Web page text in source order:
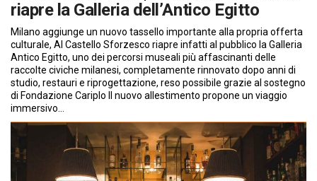
riapre la Galleria dell’Antico Egitto
Milano aggiunge un nuovo tassello importante alla propria offerta
culturale, Al Castello Sforzesco riapre infatti al pubblico la Galleria
Antico Egitto, uno dei percorsi museali più affascinanti delle
raccolte civiche milanesi, completamente rinnovato dopo anni di
studio, restauri e riprogettazione, reso possibile grazie al sostegno
di Fondazione Cariplo Il nuovo allestimento propone un viaggio
immersivo…